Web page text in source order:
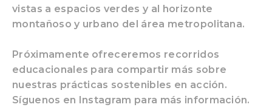
vistas a espacios verdes y al horizonte
montañoso y urbano del área metropolitana.
Próximamente ofreceremos recorridos
educacionales para compartir más sobre
nuestras prácticas sostenibles en acción.
Síguenos en Instagram para más información.